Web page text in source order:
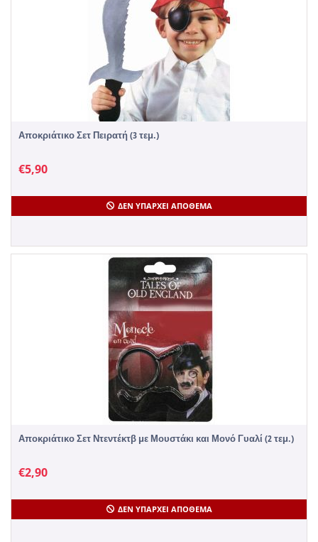
Αποκριάτικο Σετ Πειρατή (3 τεμ.)
€5,90
ΔΕΝ ΥΠΆΡΧΕΙ ΑΠΌΘΕΜΑ
Αποκριάτικο Σετ Ντεντέκτβ με Μουστάκι και Μονό Γυαλί (2 τεμ.)
€2,90
ΔΕΝ ΥΠΆΡΧΕΙ ΑΠΌΘΕΜΑ